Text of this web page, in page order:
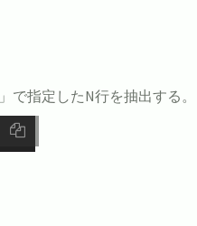
指定したN行を抽出する。